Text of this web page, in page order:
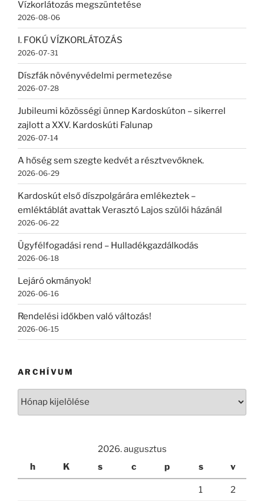
Vízkorlátozás megszüntetése
2026-08-06
I. FOKÚ VÍZKORLÁTOZÁS
2026-07-31
Díszfák növényvédelmi permetezése
2026-07-28
Jubileumi közösségi ünnep Kardoskúton – sikerrel
zajlott a XXV. Kardoskúti Falunap
2026-07-14
A hőség sem szegte kedvét a résztvevőknek.
2026-06-29
Kardoskút első díszpolgárára emlékeztek –
emléktáblát avattak Verasztó Lajos szülői házánál
2026-06-22
Ügyfélfogadási rend – Hulladékgazdálkodás
2026-06-18
Lejáró okmányok!
2026-06-16
Rendelési időkben való változás!
2026-06-15
ARCHÍVUM
2026. augusztus
h
K s c p s v
1 2